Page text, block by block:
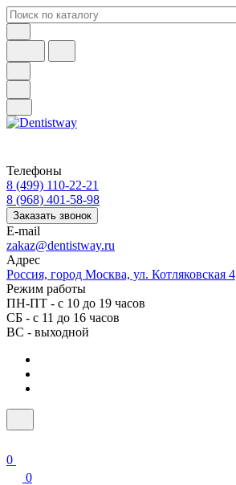
Телефоны
8 (499) 110-22-21
8 (968) 401-58-98
Заказать звонок
E-mail
zakaz@dentistway.ru
Адрес
Россия, город Москва, ул. Котляковская 4
Режим работы
ПН-ПТ - с 10 до 19 часов
СБ - с 11 до 16 часов
ВС - выходной
0
0